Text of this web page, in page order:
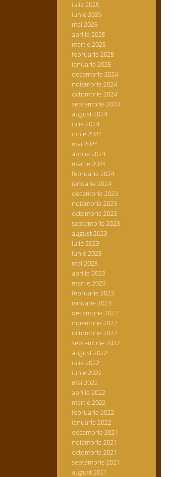
iulie 2025
iunie 2025
mai 2025
aprilie 2025
martie 2025
februarie 2025
ianuarie 2025
decembrie 2024
noiembrie 2024
octombrie 2024
septembrie 2024
august 2024
iulie 2024
iunie 2024
mai 2024
aprilie 2024
martie 2024
februarie 2024
ianuarie 2024
decembrie 2023
noiembrie 2023
octombrie 2023
septembrie 2023
august 2023
iulie 2023
iunie 2023
mai 2023
aprilie 2023
martie 2023
februarie 2023
ianuarie 2023
decembrie 2022
noiembrie 2022
octombrie 2022
septembrie 2022
august 2022
iulie 2022
iunie 2022
mai 2022
aprilie 2022
martie 2022
februarie 2022
ianuarie 2022
decembrie 2021
noiembrie 2021
octombrie 2021
septembrie 2021
august 2021